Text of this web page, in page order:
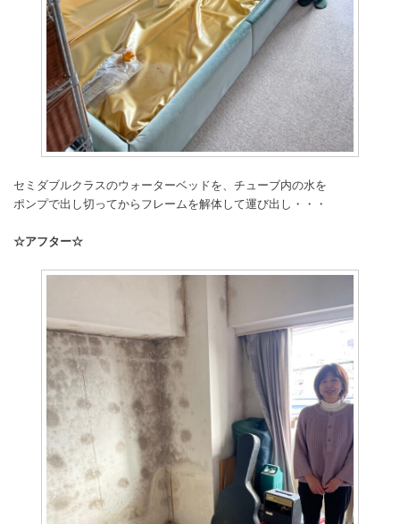
セミダブルクラスのウォーターベッドを、チューブ内の水を
ポンプで出し切ってからフレームを解体して運び出し・・・
☆アフター☆